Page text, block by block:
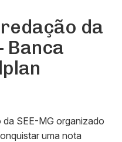
da
Banca
SEE-MG organizado
uma nota